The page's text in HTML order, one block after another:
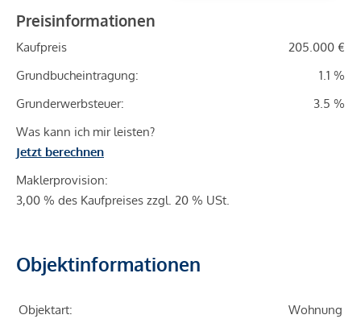
Preisinformationen
Kaufpreis
205.000 €
Grundbucheintragung:
1.1 %
Grunderwerbsteuer:
3.5 %
Was kann ich mir leisten?
Jetzt berechnen
Maklerprovision:
3,00 % des Kaufpreises zzgl. 20 % USt.
Objektinformationen
Objektart: Wohnung